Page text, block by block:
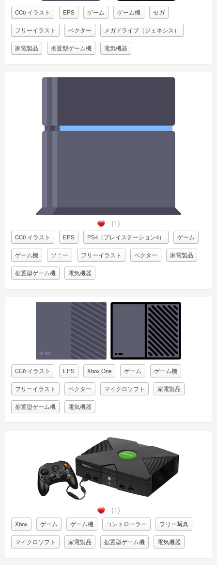
CC0 イラスト EPS ゲーム ゲーム機 セガ
フリーイラスト ベクター メガドライブ（ジェネシス）
家電製品 据置型ゲーム機 電気機器
(1)
CC0 イラスト EPS PS4（プレイステーション4） ゲーム
ゲーム機 ソニー フリーイラスト ベクター 家電製品
据置型ゲーム機 電気機器
CC0 イラスト EPS Xbox One ゲーム ゲーム機
フリーイラスト ベクター マイクロソフト 家電製品
据置型ゲーム機 電気機器
(1)
Xbox ゲーム ゲーム機 コントローラー フリー写真
マイクロソフト 家電製品 据置型ゲーム機 電気機器